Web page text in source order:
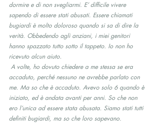
dormire e di non svegliarmi. E’ difficile vivere
sapendo di essere stati abusati. Essere chiamati
bugiardi è molto doloroso quando si sa di dire la
verità. Obbedendo agli anziani, i miei genitori
hanno spazzato tutto sotto il tappeto. Io non ho
ricevuto alcun aiuto.
accaduto, perché nessuno ne avrebbe parlato con
me. Ma so che è accaduto. Avevo solo 6 quando è
iniziato, ed è andata avanti per anni. So che non
ero l’unica ad essere stata abusata. Siamo stati tutti
definiti bugiardi, ma so che loro sapevano.